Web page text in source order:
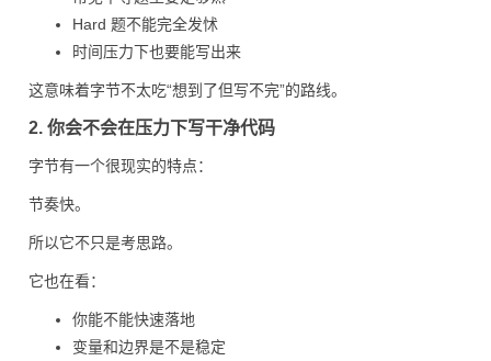
Hard 题不能完全发怵
时间压力下也要能写出来
这意味着字节不太吃“想到了但写不完”的路线。
2. 你会不会在压力下写干净代码
字节有一个很现实的特点：
节奏快。
所以它不只是考思路。
它也在看：
你能不能快速落地
变量和边界是不是稳定